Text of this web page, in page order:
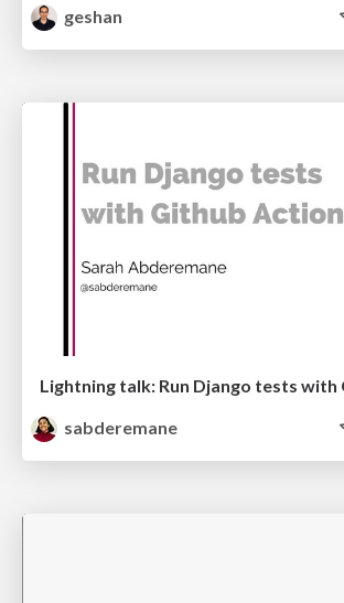
geshan
sabderemane